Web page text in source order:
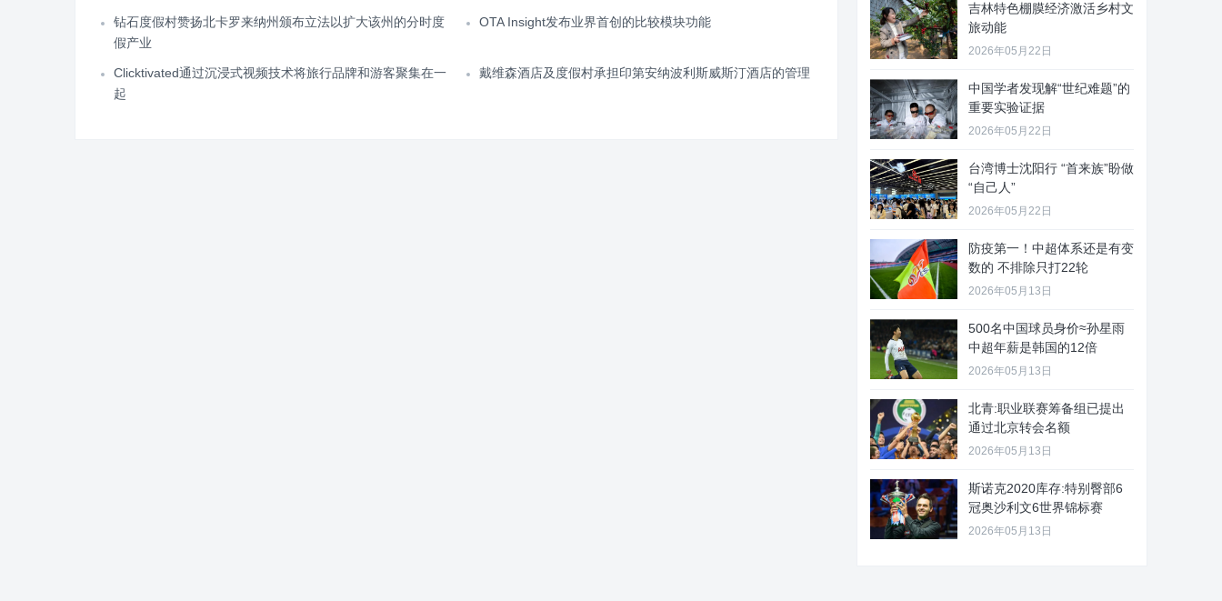
钻石度假村赞扬北卡罗来纳州颁布立法以扩大该州的分时度
假产业
OTA Insight发布业界首创的比较模块功能
Clicktivated通过沉浸式视频技术将旅行品牌和游客聚集在一
起
戴维森酒店及度假村承担印第安纳波利斯威斯汀酒店的管理
吉林特色棚膜经济激活乡村文
旅动能
2026年05月22日
中国学者发现解“世纪难题”的
重要实验证据
2026年05月22日
台湾博士沈阳行 “首来族”盼做
“自己人”
2026年05月22日
防疫第一！中超体系还是有变
数的 不排除只打22轮
2026年05月13日
500名中国球员身价≈孙星雨
中超年薪是韩国的12倍
2026年05月13日
北青:职业联赛筹备组已提出
通过北京转会名额
2026年05月13日
斯诺克2020库存:特别臀部6
冠奥沙利文6世界锦标赛
2026年05月13日